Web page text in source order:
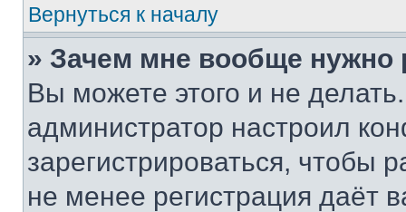
Вернуться к началу
» Зачем мне вообще нужно
Вы можете этого и не
администратор настроил
зарегистрироваться, чтобы
не менее регистрация даёт